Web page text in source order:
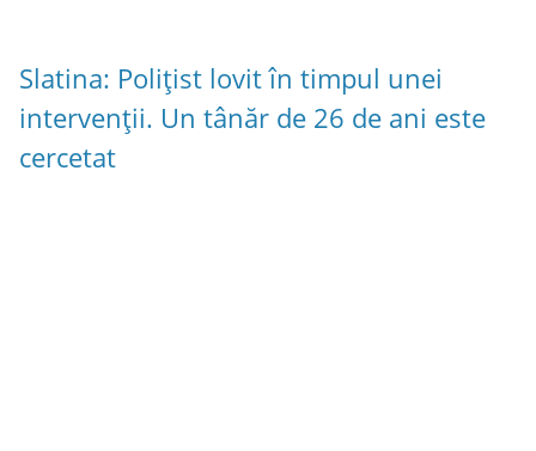
Slatina: Polițist lovit în timpul unei
intervenții. Un tânăr de 26 de ani este
cercetat